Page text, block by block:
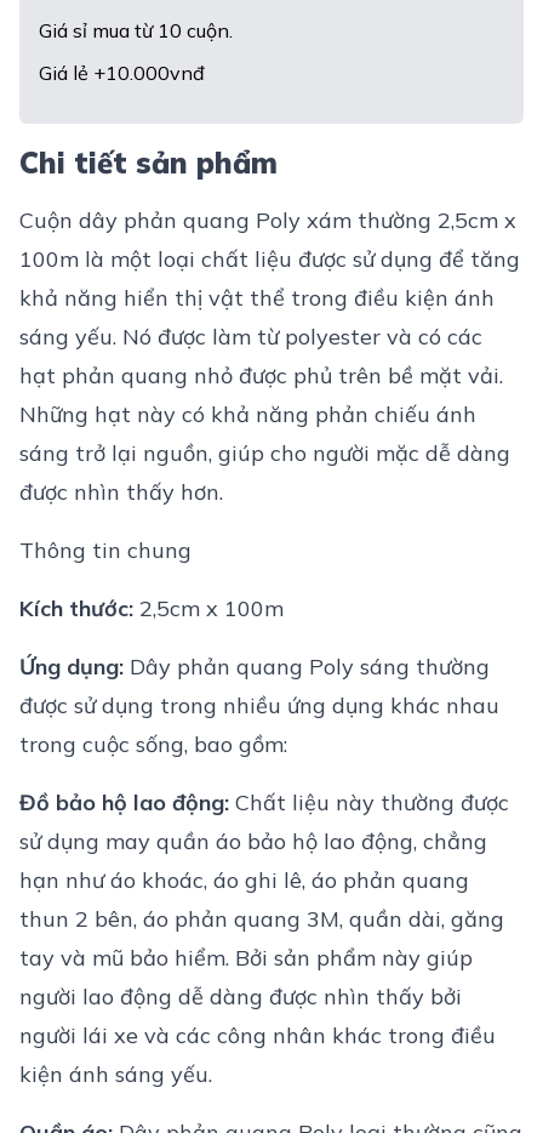
Giá sỉ mua từ 10 cuộn.
Giá lẻ +10.000vnđ
Chi tiết sản phẩm
Cuộn dây phản quang Poly xám thường 2,5cm x
100m là một loại chất liệu được sử dụng để tăng
khả năng hiển thị vật thể trong điều kiện ánh
sáng yếu. Nó được làm từ polyester và có các
hạt phản quang nhỏ được phủ trên bề mặt vải.
Những hạt này có khả năng phản chiếu ánh
sáng trở lại nguồn, giúp cho người mặc dễ dàng
được nhìn thấy hơn.
Thông tin chung
Kích thước: 2,5cm x 100m
Ứng dụng: Dây phản quang Poly sáng thường
được sử dụng trong nhiều ứng dụng khác nhau
trong cuộc sống, bao gồm:
Đồ bảo hộ lao động: Chất liệu này thường được
sử dụng may quần áo bảo hộ lao động, chẳng
hạn như áo khoác, áo ghi lê, áo phản quang
thun 2 bên, áo phản quang 3M, quần dài, găng
tay và mũ bảo hiểm. Bởi sản phẩm này giúp
người lao động dễ dàng được nhìn thấy bởi
người lái xe và các công nhân khác trong điều
kiện ánh sáng yếu.